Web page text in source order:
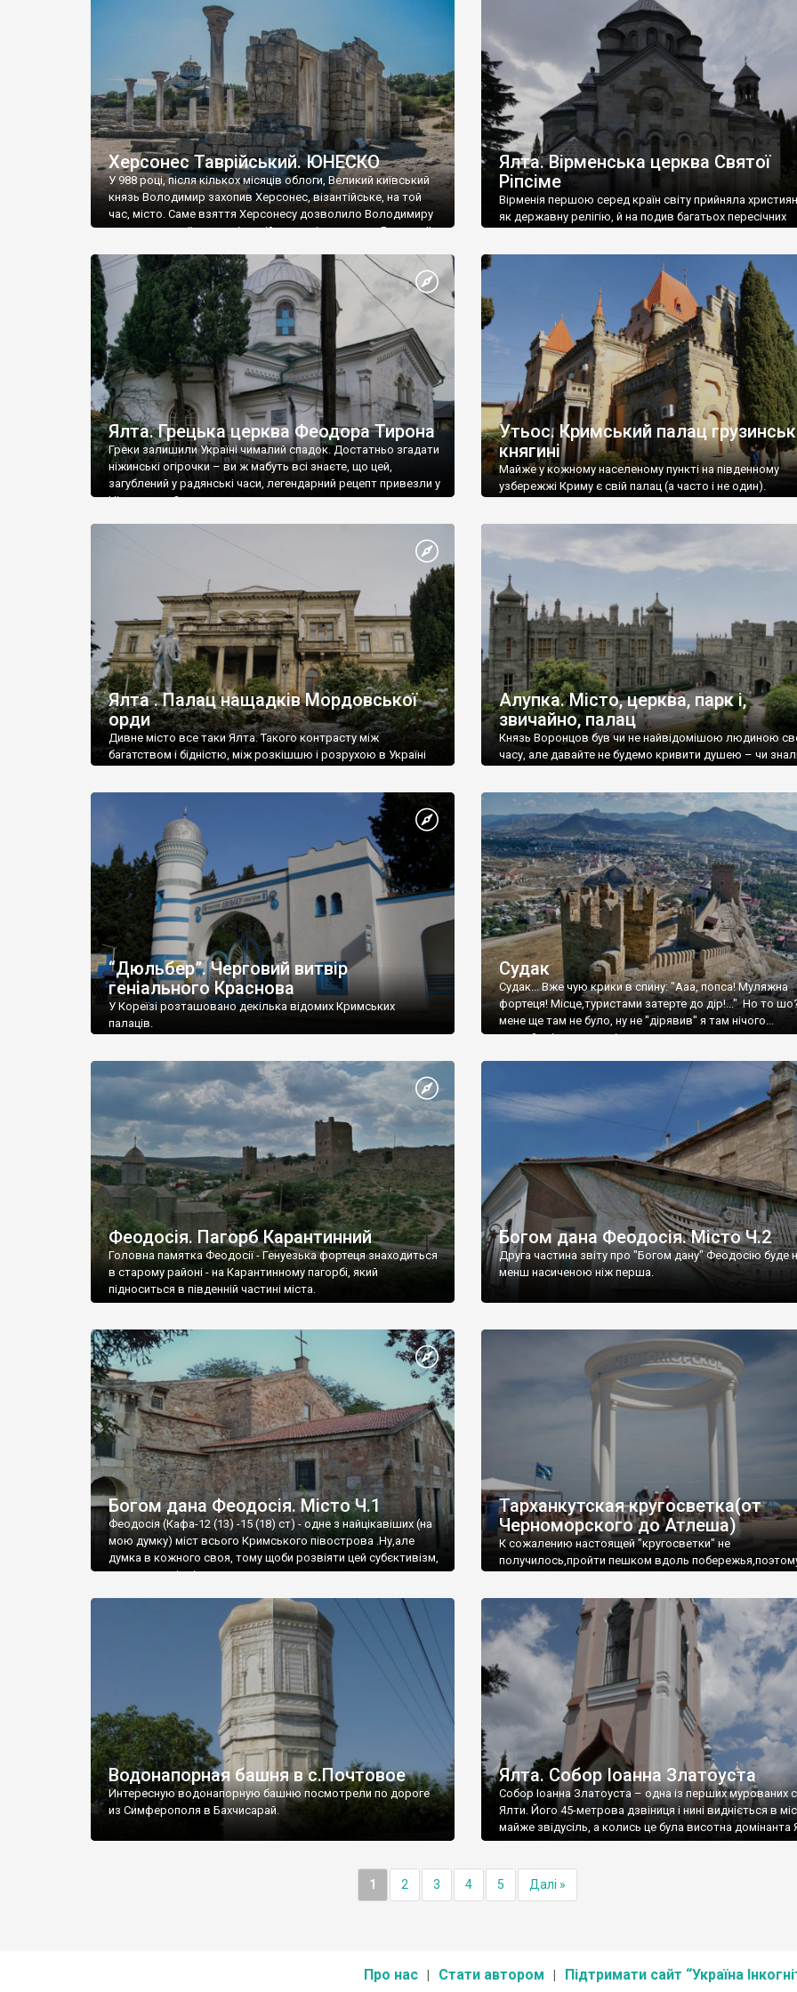
візантійської доби. Раритети викрадені з фондів об’єкту
культурної спадщини ЮНЕСКО «Херсонеса Таврійського».
Офіційно – на виставку «Золото Візантії», але експерти та
влада в Україні вважають це лише […]
називаються «повстяками» (postaki)…” “Вино. Крим
виробляє відмінне вино і його вдосталь: воно все
легке біле і дуже […]
Херсонес Таврійський. ЮНЕСКО
У 988 році, після кількох місяців облоги, Великий київський
князь Володимир захопив Херсонес, візантійське, на той
час, місто. Саме взяття Херсонесу дозволило Володимиру
диктувати свої умови візантійському імператору Василю ІІ,
Херсонесі Володимир-язичник, став Василем-
християнином. А потім було Хрещення Русі. На честь
Херсонесу Таврійського названо місто […]
Ялта. Вірменська церква Святої
Ріпсіме
Вірменія першою серед країн світу прийняла
як державну релігію, й на подив багатьох пересічних
Ялта. Грецька церква Феодора Тирона
Греки залишили Україні чималий спадок. Достатньо згадати
ніжинські огірочки – ви ж мабуть всі знаєте, що цей,
загублений у радянські часи, легендарний рецепт привезли у
Ніжин греки?
Утьос. Кримський палац
княгині
Майже у кожному населеному пункті на південному
узбережжі Криму є свій палац (а часто і не один).
Ялта . Палац нащадків Мордовської
орди
Дивне місто все таки Ялта. Такого контрасту між
багатством і бідністю, між розкішшю і розрухою в Україні
Алупка. Місто, церква, парк і,
звичайно, палац
Князь Воронцов був чи не найвідомішою людиною
часу, але давайте не будемо кривити душею – чи
“Дюльбер”. Черговий витвір
геніального Краснова
У Кореїзі розташовано декілька відомих Кримських
палаців.
Судак
Судак... Вже чую крики в спину: "Ааа, попса! Муляжна
фортеця! Місце,туристами затерте до дір!..." Но то
мене ще там не було, ну не "дірявив" я там нічого...
принаймні до цього літа.
Феодосія. Пагорб Карантинний
Головна памятка Феодосії - Генуезька фортеця знаходиться
в старому районі - на Карантинному пагорбі, який
підноситься в південній частині міста.
Богом дана Феодосія. Місто Ч.2
Друга частина звіту про "Богом дану" Феодосію буде
менш насиченою ніж перша.
Богом дана Феодосія. Місто Ч.1
Феодосія (Кафа-12 (13) -15 (18) ст) - одне з найцікавіших (на
мою думку) міст всього Кримського півострова .Ну,але
думка в кожного своя, тому щоби розвіяти цей субєктивізм,
запрошую відвідати це
Тарханкутская кругосветка(от
Черноморского до Атлеша)
К сожалению настоящей "кругосветки" не
получилось,пройти пешком вдоль
Водонапорная башня в с.Почтовое
Интересную водонапорную башню посмотрели по дороге
из Симферополя в Бахчисарай.
Ялта. Собор Іоанна Златоуста
Собор Іоанна Златоуста – одна із перших мурованих
Ялти. Його 45-метрова дзвіниця і нині видніється в
майже звідусіль, а колись це була висотна домінанта
1 2 3 4 5 Далі »
Про нас Стати автором Підтримати сайт “Україна